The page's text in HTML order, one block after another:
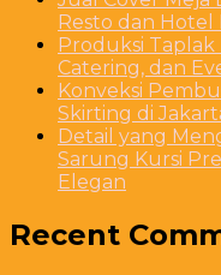
Resto dan Hotel
Produksi
Catering, dan
Konveksi
Skirting di
Detail yang
Sarung Kursi
Elegan
Recent